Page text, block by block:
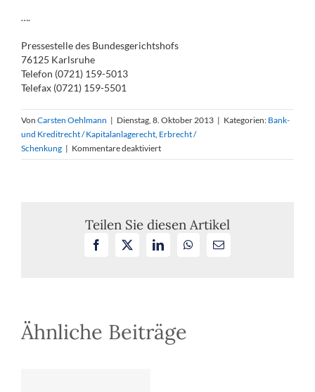
….
Pressestelle des Bundesgerichtshofs
76125 Karlsruhe
Telefon (0721) 159-5013
Telefax (0721) 159-5501
Von Carsten Oehlmann | Dienstag, 8. Oktober 2013 | Kategorien: Bank-
und Kreditrecht / Kapitalanlagerecht Erbrecht /
Schenkung | Kommentare deaktiviertfür
BGH
Allgemeinen
Geschäftsbedingungen
Teilen Sie diesen Artikel
Facebook LinkedInWhatsApp
E-
Ähnliche Beiträge